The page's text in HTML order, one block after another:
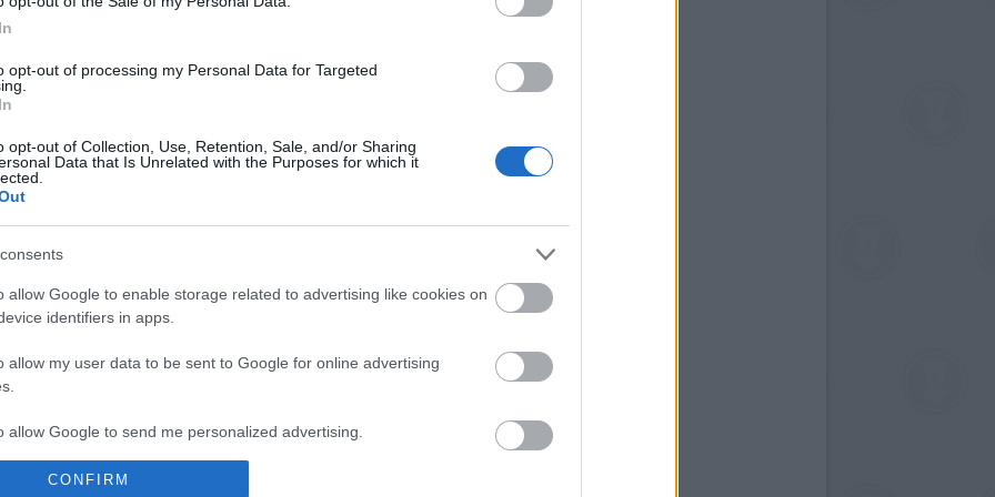
opt-out of processing my Personal Data for Targeted
opt-out of Collection, Use, Retention, Sale, and/or Sharing
Data that Is Unrelated with the Purposes for which it
allow Google to enable storage related to advertising like cookies on
identifiers in apps.
allow my user data to be sent to Google for online advertising
allow Google to send me personalized advertising.
allow Google to enable storage related to analytics like cookies on
CONFIRM
el napjait.
ALKALOMMAL
VÁR MINDENKIT
A DOMBOS FEST
VILÁGZENÉK A
LEGJOBB
MINŐSÉGBEN
ÜNNEPE: HÁROM
NAPOS
HÉTVÉGÉN